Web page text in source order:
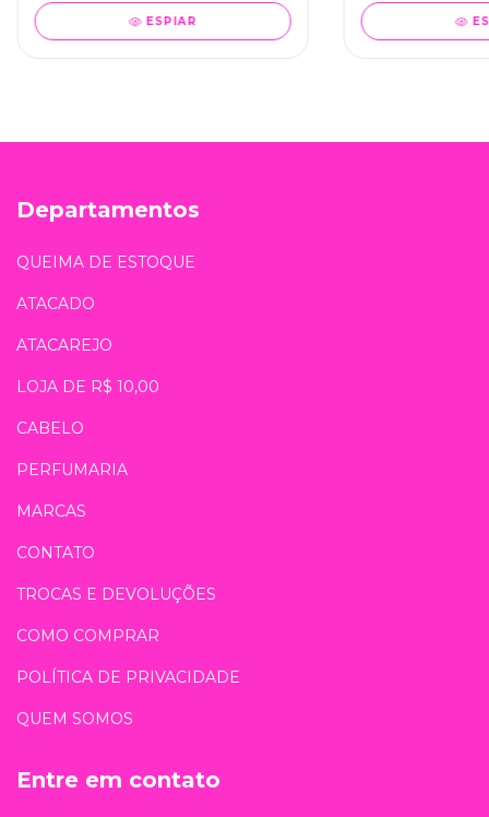
ESPIAR
Departamentos
QUEIMA DE ESTOQUE
ATACADO
ATACAREJO
LOJA DE R$ 10,00
CABELO
PERFUMARIA
MARCAS
CONTATO
TROCAS E DEVOLUÇÕES
COMO COMPRAR
POLÍTICA DE PRIVACIDADE
QUEM SOMOS
Entre em contato